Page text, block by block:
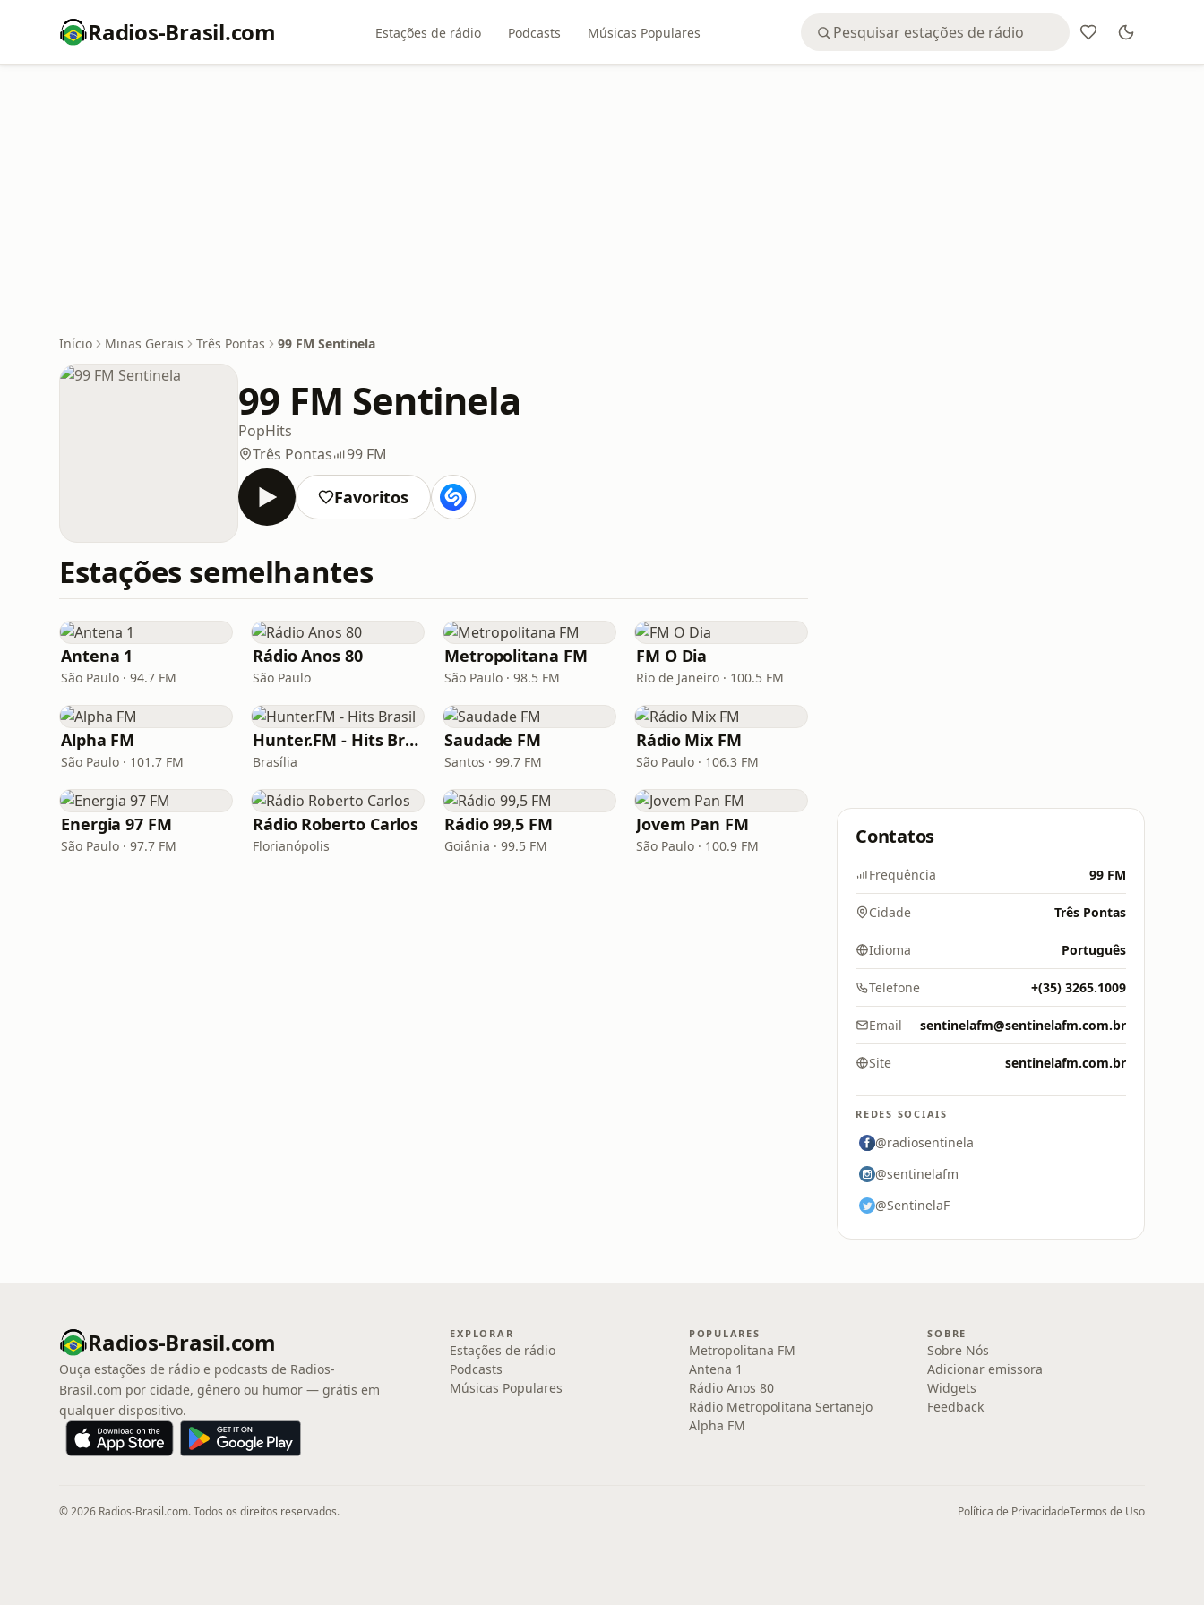
Radios-Brasil.com Estações de rádio Podcasts Músicas Populares
Início Minas Gerais Três Pontas 99 FM Sentinela
99 FM Sentinela
PopHits
Três Pontas
99 FM
Favoritos
Estações semelhantes
Antena 1
São Paulo · 94.7 FM
Rádio Anos 80
São Paulo
Metropolitana FM
São Paulo · 98.5 FM
FM O Dia
Rio de Janeiro · 100.5 FM
Alpha FM
São Paulo · 101.7 FM
Hunter.FM - Hits Brasil
Brasília
Saudade FM
Santos · 99.7 FM
Rádio Mix FM
São Paulo · 106.3 FM
Energia 97 FM
São Paulo · 97.7 FM
Rádio Roberto Carlos
Florianópolis
Rádio 99,5 FM
Goiânia · 99.5 FM
Jovem Pan FM
São Paulo · 100.9 FM Contatos
Frequência 99 FM
Cidade Três Pontas
Idioma Português
Telefone +(35) 3265.1009
Email sentinelafm@sentinelafm.com.br
Site sentinelafm.com.br
REDES SOCIAIS
@radiosentinela
@sentinelafm
@SentinelaF
Radios-Brasil.com
Ouça estações de rádio e podcasts de Radios-
Brasil.com por cidade, gênero ou humor — grátis em
qualquer dispositivo.
EXPLORAR
Estações de rádio
Podcasts
Músicas Populares
POPULARES
Metropolitana FM
Antena 1
Rádio Anos 80
Rádio Metropolitana Sertanejo
Alpha FM
SOBRE
Sobre Nós
Adicionar emissora
Widgets
Feedback
© 2026 Radios-Brasil.com. Todos os direitos reservados. Política de PrivacidadeTermos de Uso